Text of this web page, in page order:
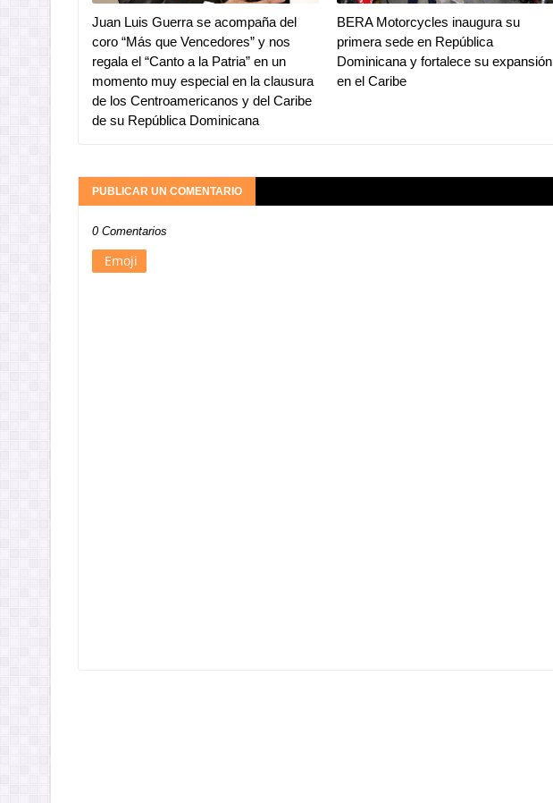
Juan Luis Guerra se acompaña del
coro “Más que Vencedores” y nos
regala el “Canto a la Patria” en un
momento muy especial en la clausura
de los Centroamericanos y del Caribe
de su República Dominicana
BERA Motorcycles inaugura su
primera sede en República
Dominicana y fortalece su expansión
en el Caribe
PUBLICAR UN COMENTARIO
0 Comentarios
Emoji